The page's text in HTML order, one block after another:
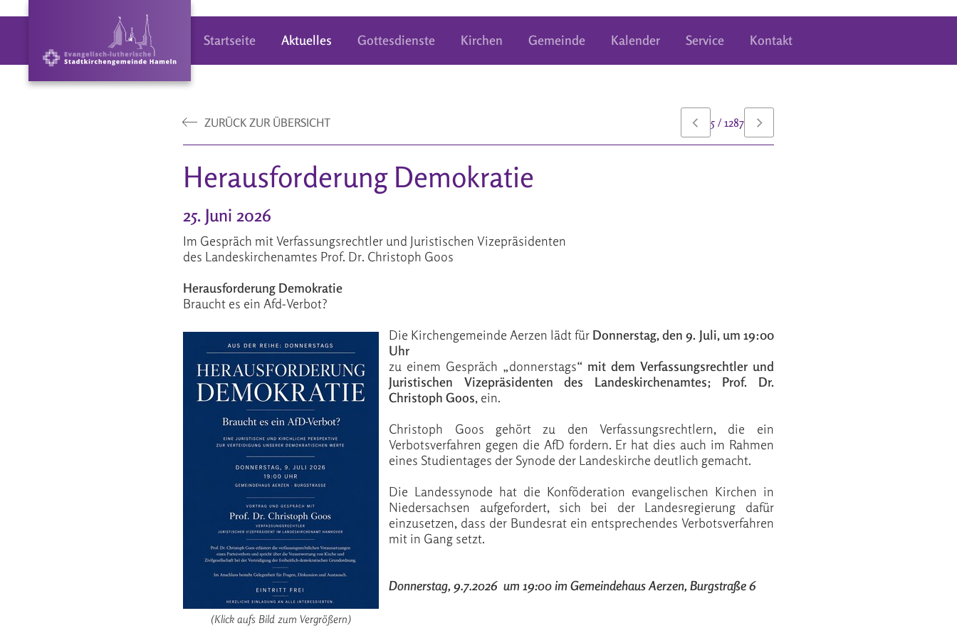
Startseite Aktuelles Gottesdienste Kirchen Gemeinde Kalender Service Kontakt
5 / 1287
ZURÜCK ZUR ÜBERSICHT
Herausforderung Demokratie
25. Juni 2026
Im Gespräch mit Verfassungsrechtler und Juristischen Vizepräsidenten
des Landeskirchenamtes Prof. Dr. Christoph Goos
Herausforderung Demokratie
Braucht es ein Afd-Verbot?
(Klick aufs Bild zum Vergrößern)
Die Kirchengemeinde Aerzen lädt für Donnerstag, den 9. Juli, um 19:00
Uhr
zu einem Gespräch „donnerstags“ mit dem Verfassungsrechtler und
Juristischen Vizepräsidenten des Landeskirchenamtes; Prof. Dr.
Christoph Goos, ein.
Christoph Goos gehört zu den Verfassungsrechtlern, die ein
Verbotsverfahren gegen die AfD fordern. Er hat dies auch im Rahmen
eines Studientages der Synode der Landeskirche deutlich gemacht.
Die Landessynode hat die Konföderation evangelischen Kirchen in
Niedersachsen aufgefordert, sich bei der Landesregierung dafür
einzusetzen, dass der Bundesrat ein entsprechendes Verbotsverfahren
mit in Gang setzt.
Donnerstag, 9.7.2026 um 19:00 im Gemeindehaus Aerzen, Burgstraße 6